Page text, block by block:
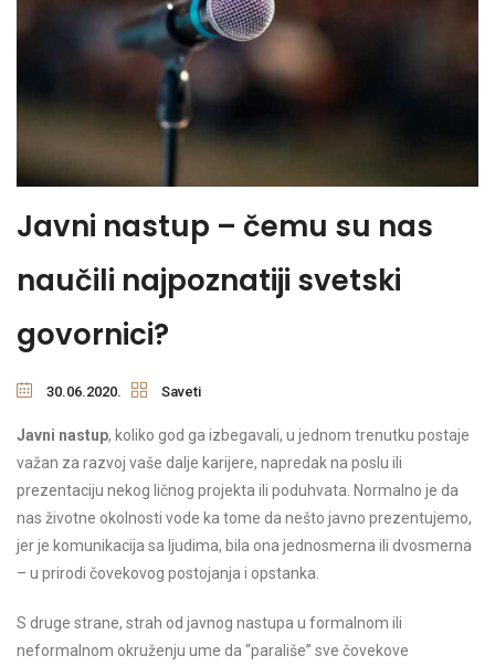
Javni nastup – čemu su nas
naučili najpoznatiji svetski
govornici?
30.06.2020. Saveti
Javni nastup, koliko god ga izbegavali, u jednom trenutku postaje
važan za razvoj vaše dalje karijere, napredak na poslu ili
prezentaciju nekog ličnog projekta ili poduhvata. Normalno je da
nas životne okolnosti vode ka tome da nešto javno prezentujemo,
jer je komunikacija sa ljudima, bila ona jednosmerna ili dvosmerna
– u prirodi čovekovog postojanja i opstanka.
S druge strane, strah od javnog nastupa u formalnom ili
neformalnom okruženju ume da “parališe” sve čovekove